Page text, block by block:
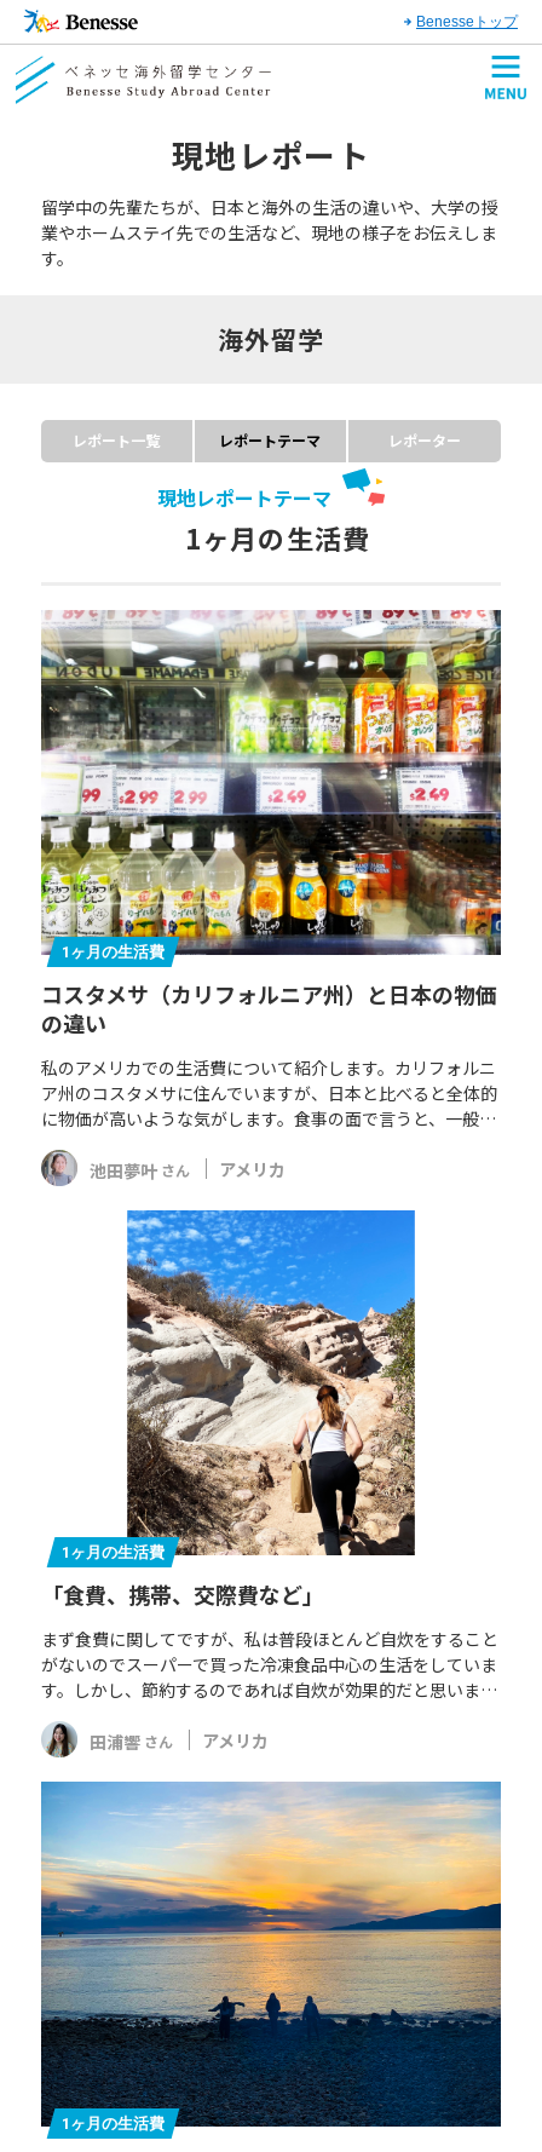
Benesseトップ
現地レポート
留学中の先輩たちが、日本と海外の生活の違いや、大学の授
業やホームステイ先での生活など、現地の様子をお伝えしま
す。
海外留学
レポート一覧 レポートテーマ レポーター
現地レポートテーマ
1ヶ月の生活費
1ヶ月の生活費
コスタメサ（カリフォルニア州）と日本の物価
の違い
私のアメリカでの生活費について紹介します。カリフォルニ
ア州のコスタメサに住んでいますが、日本と比べると全体的
に物価が高いような気がします。食事の面で言うと、一般…
池田夢叶 さん アメリカ
1ヶ月の生活費
「食費、携帯、交際費など」
まず食費に関してですが、私は普段ほとんど自炊をすること
がないのでスーパーで買った冷凍食品中心の生活をしていま
す。しかし、節約するのであれば自炊が効果的だと思いま…
田浦響 さん アメリカ
1ヶ月の生活費